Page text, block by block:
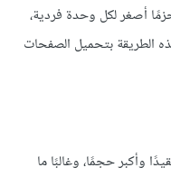
أصغر لكل وحدة فردية،
الطريقة بتحميل الصفحات
وأكبر حجمًا، وغالبًا ما